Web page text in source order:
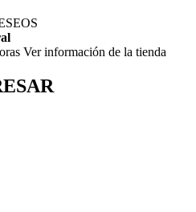
Ver información de la tienda